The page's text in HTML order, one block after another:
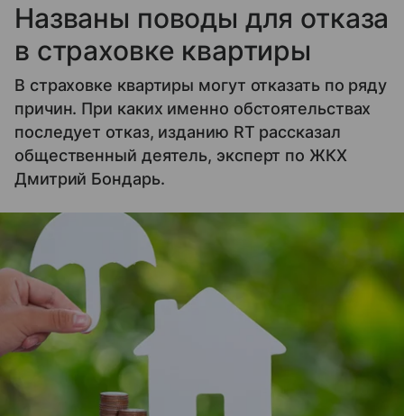
Названы поводы для отказа
в страховке квартиры
В страховке квартиры могут отказать по ряду
причин. При каких именно обстоятельствах
последует отказ, изданию RT рассказал
общественный деятель, эксперт по ЖКХ
Дмитрий Бондарь.